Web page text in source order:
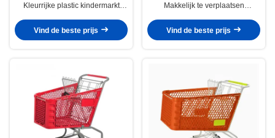
Kleurrijke plastic kindermarkt
speelgoed trolley
Vind de beste prijs
Makkelijk te verplaatsen
Vind de beste prijs